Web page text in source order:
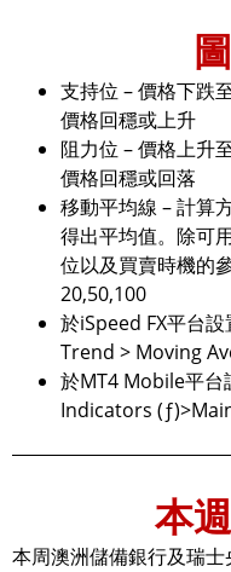
支持位 – 價格下跌
價格回穩或上升
阻力位 – 價格上升
價格回穩或回落
移動平均線 – 計算
得出平均值。除可
位以及買賣時機的
20,50,100
於iSpeed FX平台
Trend > Moving
於MT4 Mobile平台
Indicators
本
本周澳洲儲備銀行及瑞